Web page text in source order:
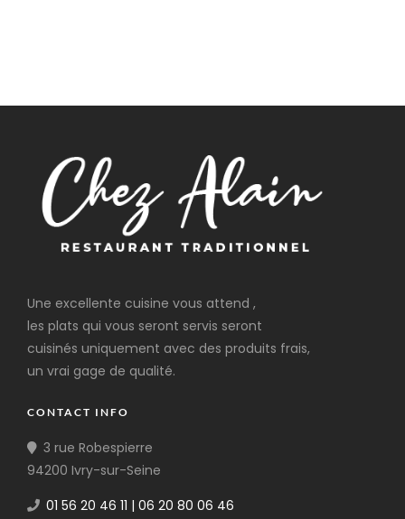
Une excellente cuisine vous attend ,
les plats qui vous seront servis seront
cuisinés uniquement avec des produits frais,
un vrai gage de qualité.
CONTACT INFO
3 rue Robespierre
94200 Ivry-sur-Seine
01 56 20 46 11 | 06 20 80 06 46